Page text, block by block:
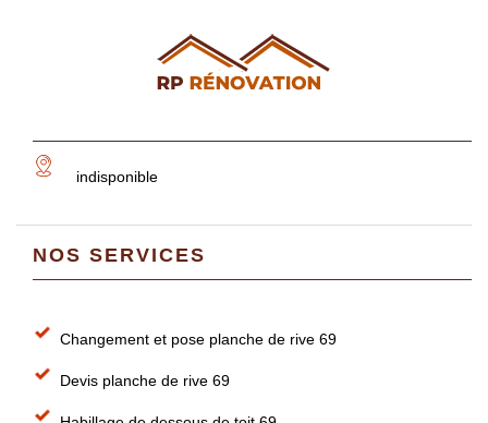
indisponible
NOS SERVICES
Changement et pose planche de rive 69
Devis planche de rive 69